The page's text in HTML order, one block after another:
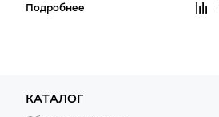
Подробнее
КАТАЛОГ